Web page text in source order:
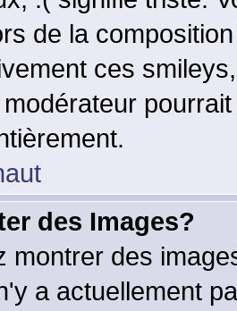
de la
ces
des Images?
montrer des
a actuellement